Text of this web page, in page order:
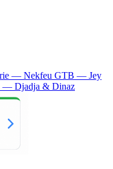
— Nekfeu GTB — Jey
— Djadja & Dinaz